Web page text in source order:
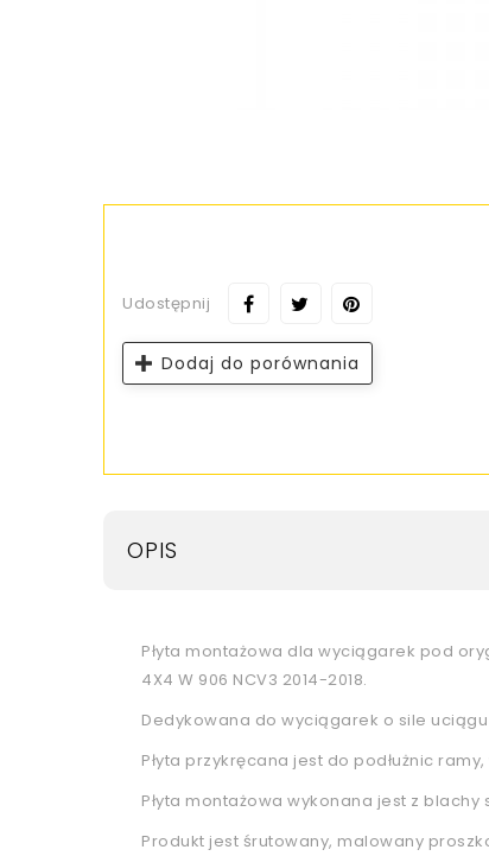
Udostępnij
Dodaj do porównania
OPIS
Płyta montażowa dla wyciągarek pod
4X4 W 906 NCV3 2014-2018.
Dedykowana do wyciągarek o sile
Płyta przykręcana jest do podłużnic
Płyta montażowa wykonana jest z
Produkt jest śrutowany, malowany